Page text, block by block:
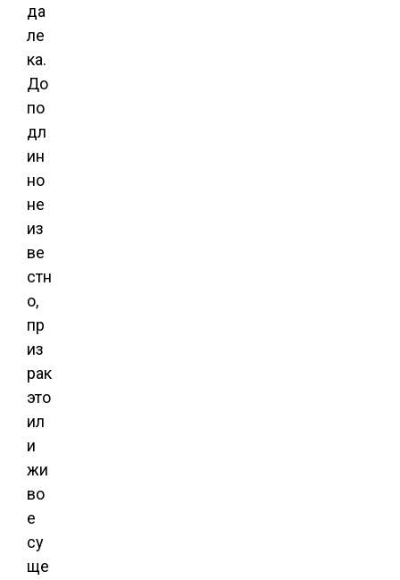
да
ле
ка.
До
по
дл
ин
но
не
из
ве
стн
о,
пр
из
рак
это
ил
и
жи
во
е
су
ще